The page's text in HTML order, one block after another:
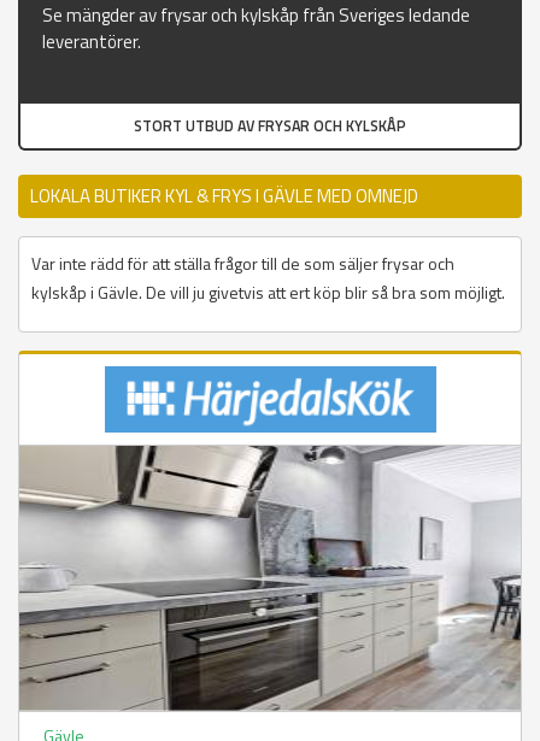
Se mängder av frysar och kylskåp från Sveriges ledande
leverantörer.
STORT UTBUD AV FRYSAR OCH KYLSKÅP
LOKALA BUTIKER KYL & FRYS I GÄVLE MED OMNEJD
Var inte rädd för att ställa frågor till de som säljer frysar och
kylskåp i Gävle. De vill ju givetvis att ert köp blir så bra som möjligt.
Gävle